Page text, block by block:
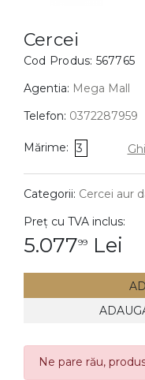
Cercei
Bratari
Coliere
Lanturi
Pandantive
DIAMANTE
Cercei
Accesorii
Cercei
Cod Produs: 567765
Agentia: Mega Mall
Telefon: 0372287959
Mărime: 3
Categorii: Cercei aur
Preț cu TVA inclus:
5.07799 Lei
Ne pare rău,